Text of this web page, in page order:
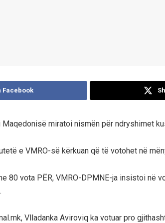
Facebook
miratoi nismën për ndryshimet
e VMRO-së kërkuan që të votohet në
80 vota PËR, VMRO-DPMNE-ja insistoi në
Vlladanka Aviroviq ka votuar pro